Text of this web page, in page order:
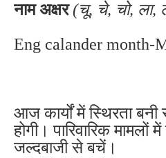
नाम अक्षर (चू, चे, चो, ला,
Eng calander month-
आज कार्यों में स्थिरता बनी
होगी। पारिवारिक मामलों
जल्दबाजी से बचें।